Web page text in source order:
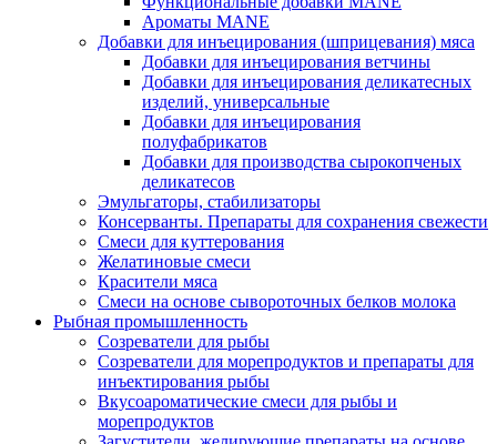
Ароматы MANE
Добавки для инъецирования (шприцевания) мяса
Добавки для инъецирования ветчины
Добавки для инъецирования деликатесных
изделий, универсальные
Добавки для инъецирования
полуфабрикатов
Добавки для производства сырокопченых
деликатесов
Эмульгаторы, стабилизаторы
Консерванты. Препараты для сохранения свежести
Смеси для куттерования
Желатиновые смеси
Красители мяса
Смеси на основе сывороточных белков молока
Рыбная промышленность
Созреватели для рыбы
Созреватели для морепродуктов и препараты для
инъектирования рыбы
Вкусоароматические смеси для рыбы и
морепродуктов